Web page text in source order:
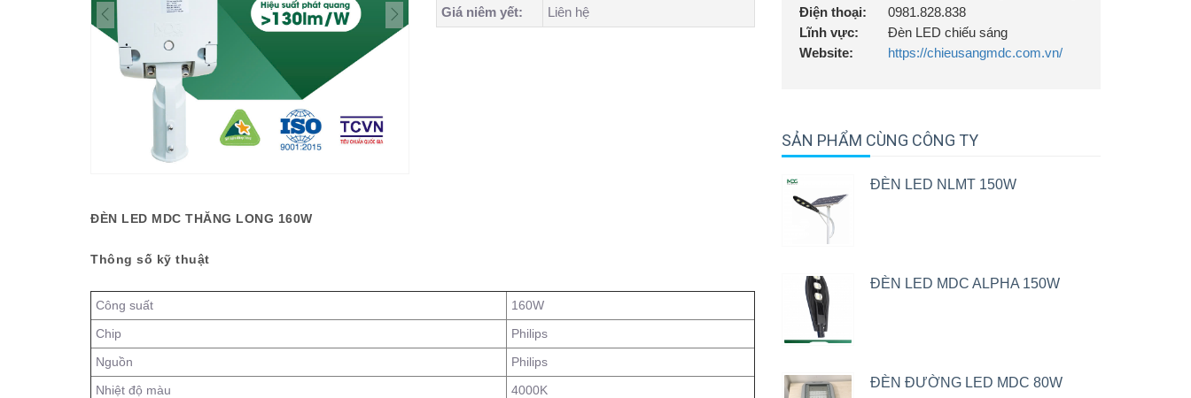
Giá niêm yết:
Liên hệ
ĐÈN LED MDC THĂNG LONG 160W
Thông số kỹ thuật
Công suất
160W
Chip
Philips
Nguồn
Philips
Nhiệt độ màu
4000K
Điện thoại:
0981.828.838
Lĩnh vực:
Đèn LED chiếu sáng
Website:
https://chieusangmdc.com.vn/
SẢN PHẨM CÙNG CÔNG TY
ĐÈN LED NLMT 150W
ĐÈN LED MDC ALPHA 150W
ĐÈN ĐƯỜNG LED MDC 80W